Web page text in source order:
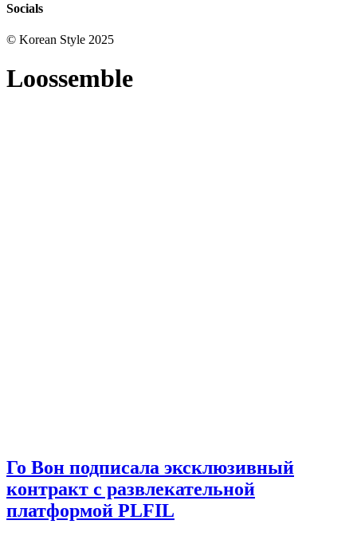
Socials
© Korean Style 2025
Loossemble
Го Вон подписала эксклюзивный
контракт с развлекательной
платформой PLFIL